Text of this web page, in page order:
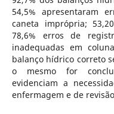
54,5% apresentaram
caneta imprópria;
78,6% erros de
inadequadas em
balanço hídrico correto
o mesmo for
evidenciam a
enfermagem e de